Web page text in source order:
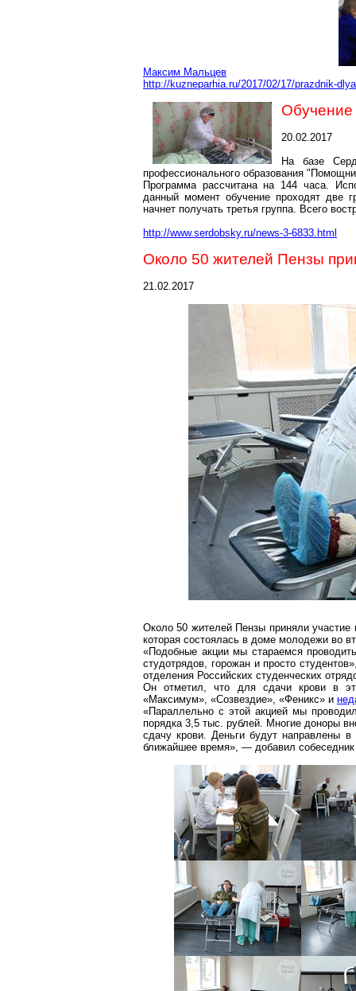
Максим Мальцев
http://kuzneparhia.ru/2017/02/17/prazdnik-
Обучение
20.02.2017
На базе
профессионального образования
Программа рассчитана на 144 часа.
данный момент обучение проходят две
начнет получать третья группа. Всего
http://www.serdobsky.ru/news-3-6833.html
Около 50 жителей Пензы
21.02.2017
Около 50 жителей Пензы приняли участие
которая состоялась в доме молодежи во
«Подобные акции мы стараемся
студотрядов, горожан и просто
отделения Российских студенческих
Он отметил, что для сдачи крови в
«Максимум», «Созвездие», «Феникс» и
«Параллельно с этой акцией мы
порядка 3,5 тыс. рублей. Многие доноры
сдачу крови. Деньги будут направлены
ближайшее время», — добавил собеседник